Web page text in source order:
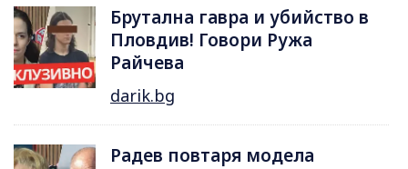
Брутална гавра и убийство в
Пловдив! Говори Ружа
Райчева
darik.bg
Радев повтаря модела